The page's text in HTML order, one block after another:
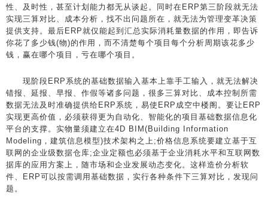
性、及时性，甚至计划能力都无从谈起。同时在ERP第三阶段就无法
实现三算对比、成本分析，找不出问题所在，就无法为管理变革决策
提供支持。最后ERP就仅能起到汇总实际消耗量数据的作用，即告诉
你花了多少钱(物)的作用，而不清楚每个项目每个分析周期该花多少
钱，赢在哪个项目，亏在哪个项目。
现阶段ERP系统的基础数据输入基本上靠手工输入，就无法解决
错报、延报、早报、作假等诸多问题，很多三算对比、成本控制所需
数据无法及时准确提供给ERP系统，易使ERP成空中楼阁。要让ERP
实现更高价值，必须获得更为自动化、智能化的项目基础数据信息化
平台的支撑。实物量须建立在4D BIM(Building Information
Modeling，建筑信息模型)技术架构之上;价格信息系统要建立基于互
联网的企业级数据仓库;企业定额也必须基于企业消耗水平和互联网数
据库的应用方案上，随市场和企业发展动态变化。这样造价分析软
件、ERP可以按需调用基础数据，实行各种条件下三算对比，发现问
题。